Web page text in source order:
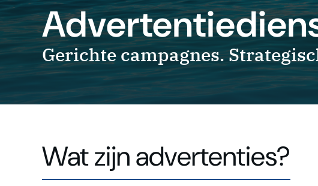
Gerichte campagnes.
Wat zijn advertenties?